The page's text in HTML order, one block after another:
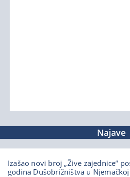
Najave
Izašao novi broj „Žive zajednice“
godina Dušobrižništva u Njemačkoj